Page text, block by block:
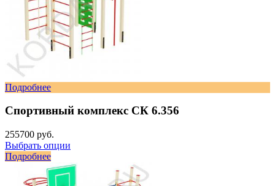
Подробнее
Спортивный комплекс СК 6.356
255700 руб.
Выбрать опции
Подробнее